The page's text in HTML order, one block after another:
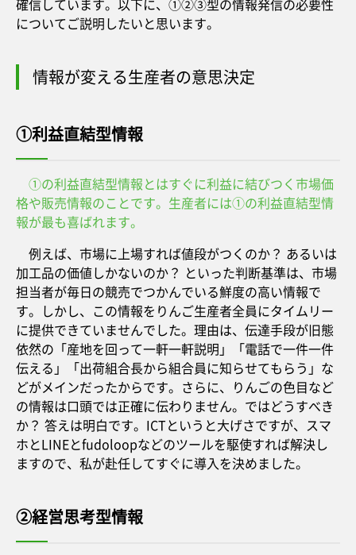
についてご説明したいと思います。
情報が変える生産者の意思決定
①利益直結型情報
①の利益直結型情報とはすぐに利益に結びつく市場価
格や販売情報のことです。生産者には①の利益直結型情
報が最も喜ばれます。
例えば、市場に上場すれば値段がつくのか？ あるいは
加工品の価値しかないのか？ といった判断基準は、市場
担当者が毎日の競売でつかんでいる鮮度の高い情報で
す。しかし、この情報をりんご生産者全員にタイムリー
に提供できていませんでした。理由は、伝達手段が旧態
依然の「産地を回って一軒一軒説明」「電話で一件一件
伝える」「出荷組合長から組合員に知らせてもらう」な
どがメインだったからです。さらに、りんごの色目など
の情報は口頭では正確に伝わりません。ではどうすべき
か？ 答えは明白です。ICTというと大げさですが、スマ
ホとLINEとfudoloopなどのツールを駆使すれば解決し
ますので、私が赴任してすぐに導入を決めました。
②経営思考型情報